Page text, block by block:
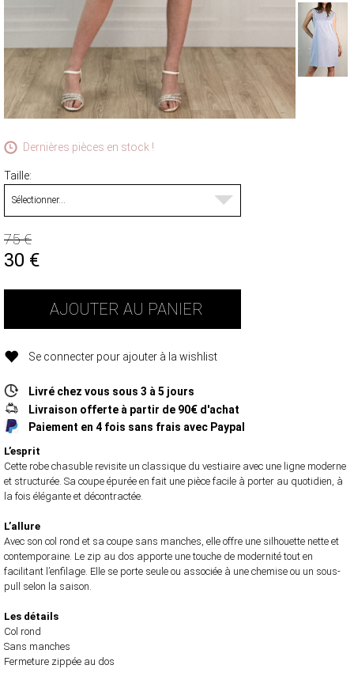
ACCESSOIRES
PANTALONS ET JEANS
ROBES ET JUPES
TERRE CUITE
Dernières pièces en stock !
Taille
75 €
30 €
AJOUTER AU PANIER
Se connecter pour ajouter à la wishlist
Livré chez vous sous 3 à 5 jours
Livraison offerte à partir de 90€ d'achat
Paiement en 4 fois sans frais avec Paypal
L’esprit
Cette robe chasuble revisite un classique du vestiaire avec une ligne moderne
et structurée. Sa coupe épurée en fait une pièce facile à porter au quotidien, à
la fois élégante et décontractée.
L’allure
Avec son col rond et sa coupe sans manches, elle offre une silhouette nette et
contemporaine. Le zip au dos apporte une touche de modernité tout en
facilitant l’enfilage. Elle se porte seule ou associée à une chemise ou un sous-
pull selon la saison.
Les détails
Col rond
Sans manches
Fermeture zippée au dos